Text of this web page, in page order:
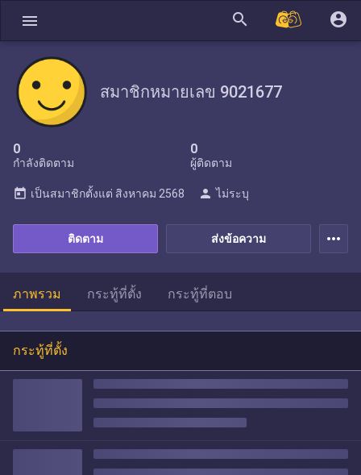
menu search account_circle
สมาชิกหมายเลข 9021677
0
กำลังติดตาม
0
ผู้ติดตาม
ส่งข้อความ
ติดตาม
today เป็นสมาชิกตั้งแต่ สิงหาคม 2568 person ไม่ระบุ
more_horiz
ภาพรวม กระทู้ที่ตั้ง กระทู้ที่ตอบ
กระทู้ที่ตั้ง